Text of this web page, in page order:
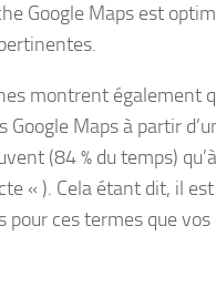
Google Maps est
montrent également
Google Maps à partir
(84 % du temps)
« ). Cela étant dit, il
pour ces termes que